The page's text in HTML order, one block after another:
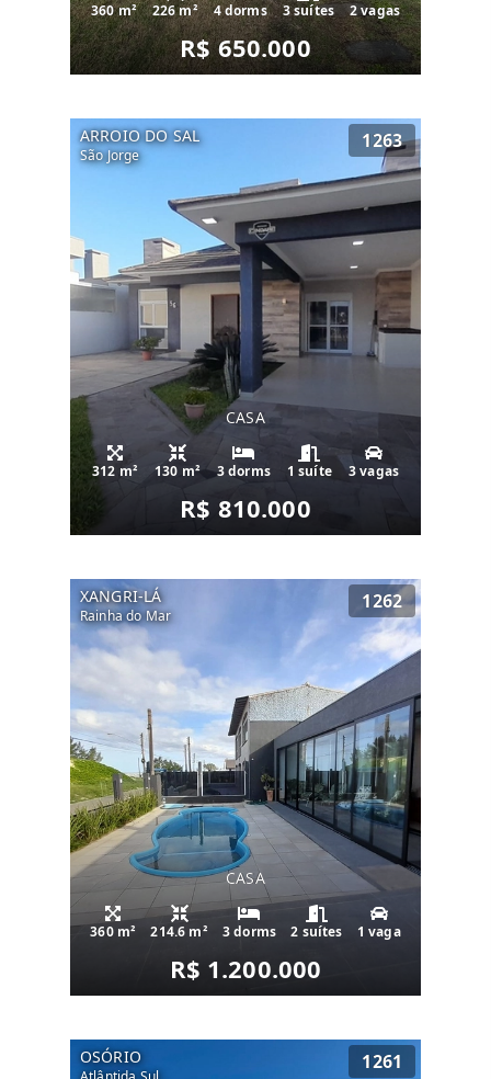
360 m² 226 m² 4 dorms 3 suítes 2 vagas
R$ 650.000
ARROIO DO SAL
São Jorge
1263
CASA
312 m² 130 m² 3 dorms 1 suíte 3 vagas
R$ 810.000
XANGRI-LÁ
Rainha do Mar
1262
CASA
360 m² 214.6 m² 3 dorms 2 suítes 1 vaga
R$ 1.200.000
OSÓRIO 1261